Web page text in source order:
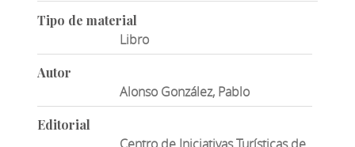
Tipo de material
Libro
Autor
Alonso González, Pablo
Editorial